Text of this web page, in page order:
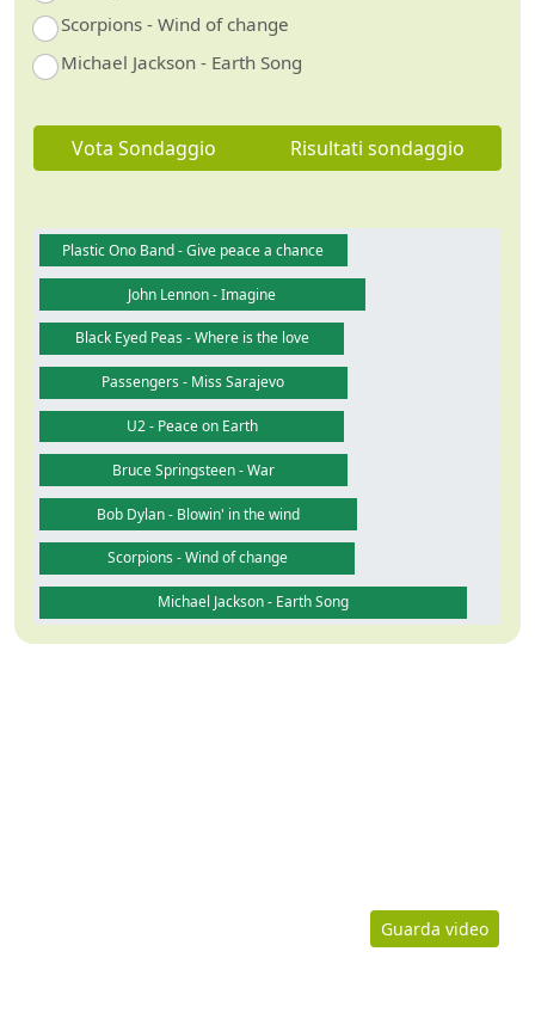
Guarda video
Scorpions - Wind of change
Michael Jackson - Earth Song
Vota Sondaggio Risultati sondaggio
Plastic Ono Band - Give peace a chance
John Lennon - Imagine
Black Eyed Peas - Where is the love
Passengers - Miss Sarajevo
U2 - Peace on Earth
Bruce Springsteen - War
Bob Dylan - Blowin' in the wind
Scorpions - Wind of change
Michael Jackson - Earth Song